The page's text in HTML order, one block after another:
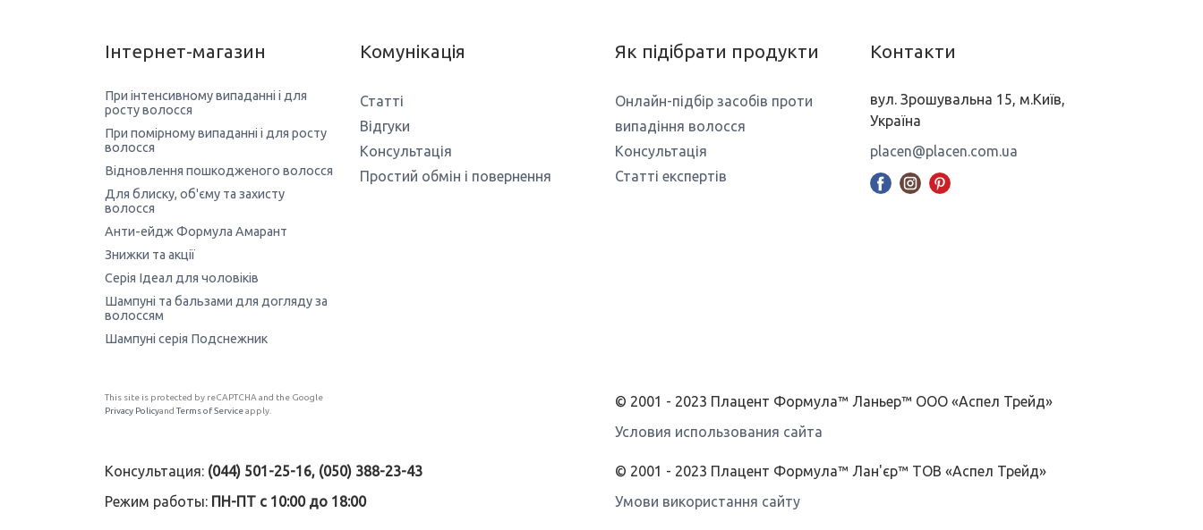
Інтернет-магазин
При інтенсивному випаданні і для
росту волосся
При помірному випаданні і для росту
волосся
Відновлення пошкодженого волосся
Для блиску, об'єму та захисту
волосся
Анти-ейдж Формула Амарант
Знижки та акції
Серія Ідеал для чоловіків
Шампуні та бальзами для догляду за
волоссям
Шампуні серія Подснежник
Комунікація
Статті
Відгуки
Консультація
Простий обмін і повернення
Як підібрати продукти
Онлайн-підбір засобів проти
випадіння волосся
Консультація
Статті експертів
Контакти
вул. Зрошувальна 15, м.Київ,
Україна
placen@placen.com.ua
This site is protected by reCAPTCHA and the Google
Privacy Policyand Terms of Serviceapply.
© 2001 - 2023 Плацент Формула™ Ланьер™ ООО «Аспел Трейд»
Условия использования сайта
Консультация: (044) 501-25-16, (050) 388-23-43
Режим работы: ПН-ПТ с 10:00 до 18:00
© 2001 - 2023 Плацент Формула™ Лан'єр™ ТОВ «Аспел Трейд»
Умови використання сайту